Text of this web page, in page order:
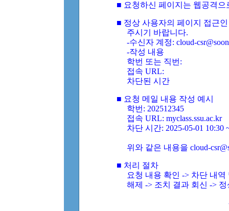
■ 요청하신 페이지는 웹공격
■ 정상 사용자의 페이지 접근
주시기 바랍니다.
-수신자 계정: cloud-
-작성 내용
학번 또는 직번:
접속 URL:
차단된 시간
■ 요청 메일 내용 작성 예시
학번: 202512345
접속 URL: myclass.ssu.ac.kr
차단 시간: 2025-05-01 10:30
위와 같은 내용을 cloud-
■ 처리 절차
요청 내용 확인 -> 차단 내
해제 -> 조치 결과 회신 ->